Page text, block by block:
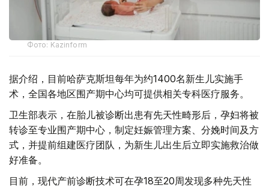
Фото: Kazinform
据介绍，目前哈萨克斯坦每年为约1400名新生儿实施手
术，全国各地区围产期中心均可提供相关专科医疗服务。
卫生部表示，在胎儿被诊断出患有先天性畸形后，孕妇将被
转诊至专业围产期中心，制定妊娠管理方案、分娩时间及方
式，并提前组建医疗团队，为新生儿出生后立即实施救治做
好准备。
目前，现代产前诊断技术可在孕18至20周发现多种先天性